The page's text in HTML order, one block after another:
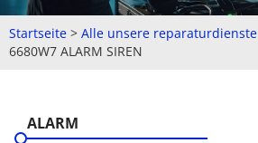
Startseite > Alle unsere reparaturdienste
6680W7 ALARM SIREN
ALARM